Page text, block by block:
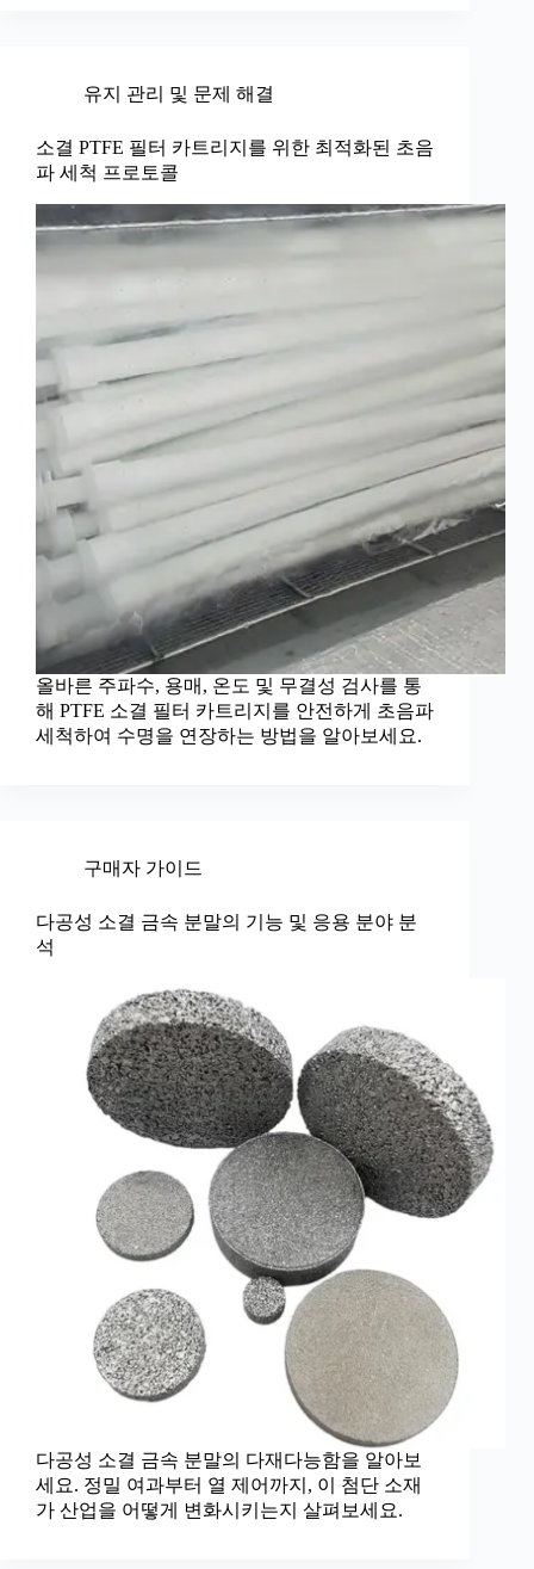
유지 관리 및 문제 해결
소결 PTFE 필터 카트리지를 위한 최적화된 초음
파 세척 프로토콜
올바른 주파수, 용매, 온도 및 무결성 검사를 통
해 PTFE 소결 필터 카트리지를 안전하게 초음파
세척하여 수명을 연장하는 방법을 알아보세요.
구매자 가이드
다공성 소결 금속 분말의 기능 및 응용 분야 분
석
다공성 소결 금속 분말의 다재다능함을 알아보
세요. 정밀 여과부터 열 제어까지, 이 첨단 소재
가 산업을 어떻게 변화시키는지 살펴보세요.